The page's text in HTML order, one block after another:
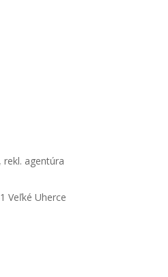
rekl. agentúra
Veľké Uherce